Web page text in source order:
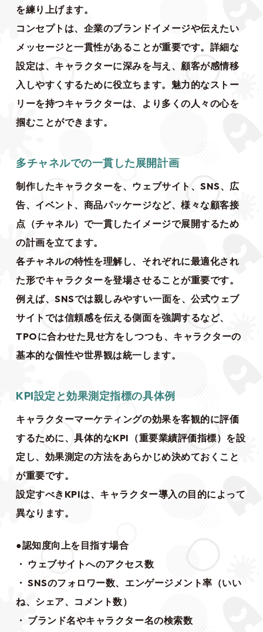
を練り上げます。
コンセプトは、企業のブランドイメージや伝えたい
メッセージと一貫性があることが重要です。詳細な
設定は、キャラクターに深みを与え、顧客が感情移
入しやすくするために役立ちます。魅力的なストー
リーを持つキャラクターは、より多くの人々の心を
掴むことができます。
多チャネルでの一貫した展開計画
制作したキャラクターを、ウェブサイト、SNS、広
告、イベント、商品パッケージなど、様々な顧客接
点（チャネル）で一貫したイメージで展開するため
の計画を立てます。
各チャネルの特性を理解し、それぞれに最適化され
た形でキャラクターを登場させることが重要です。
例えば、SNSでは親しみやすい一面を、公式ウェブ
サイトでは信頼感を伝える側面を強調するなど、
TPOに合わせた見せ方をしつつも、キャラクターの
基本的な個性や世界観は統一します。
KPI設定と効果測定指標の具体例
キャラクターマーケティングの効果を客観的に評価
するために、具体的なKPI（重要業績評価指標）を設
定し、効果測定の方法をあらかじめ決めておくこと
が重要です。
設定すべきKPIは、キャラクター導入の目的によって
異なります。
●認知度向上を目指す場合
・ ウェブサイトへのアクセス数
・ SNSのフォロワー数、エンゲージメント率（いい
ね、シェア、コメント数）
・ ブランド名やキャラクター名の検索数